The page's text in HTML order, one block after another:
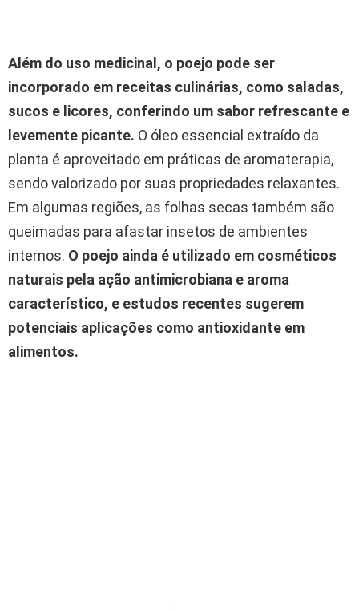
Além do uso medicinal, o poejo pode ser
incorporado em receitas culinárias, como saladas,
sucos e licores, conferindo um sabor refrescante e
levemente picante. O óleo essencial extraído da
planta é aproveitado em práticas de aromaterapia,
sendo valorizado por suas propriedades relaxantes.
Em algumas regiões, as folhas secas também são
queimadas para afastar insetos de ambientes
internos. O poejo ainda é utilizado em cosméticos
naturais pela ação antimicrobiana e aroma
característico, e estudos recentes sugerem
potenciais aplicações como antioxidante em
alimentos.